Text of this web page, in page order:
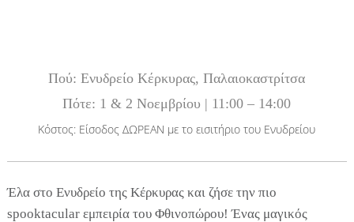
Δραστηριότητες για Μεγάλους & Παιδιά
Φαγητό, Ποτό, Διασκέδαση
Γίνετε συνεργάτης μας
Πού: Ενυδρείο Κέρκυρας, Παλαιοκαστρίτσα
Πότε: 1 & 2 Νοεμβρίου | 11:00 – 14:00
Κόστος: Είσοδος ΔΩΡΕΑΝ με το εισιτήριο του Ενυδρείου
Έλα στο Ενυδρείο της Κέρκυρας και ζήσε την πιο
spooktacular εμπειρία του Φθινοπώρου! Ένας μαγικός